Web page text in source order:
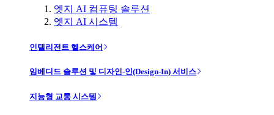
엣지 AI 컴퓨팅 솔루션
엣지 AI 시스템
인텔리전트 헬스케어
임베디드 솔루션 및 디자인-인(Design-In) 서비스
지능형 교통 시스템